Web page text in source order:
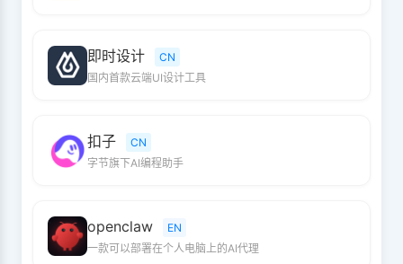
即时设计
CN
国内首款云端UI设计工具
扣子
CN
字节旗下AI编程助手
openclaw
EN
一款可以部署在个人电脑上的AI代理